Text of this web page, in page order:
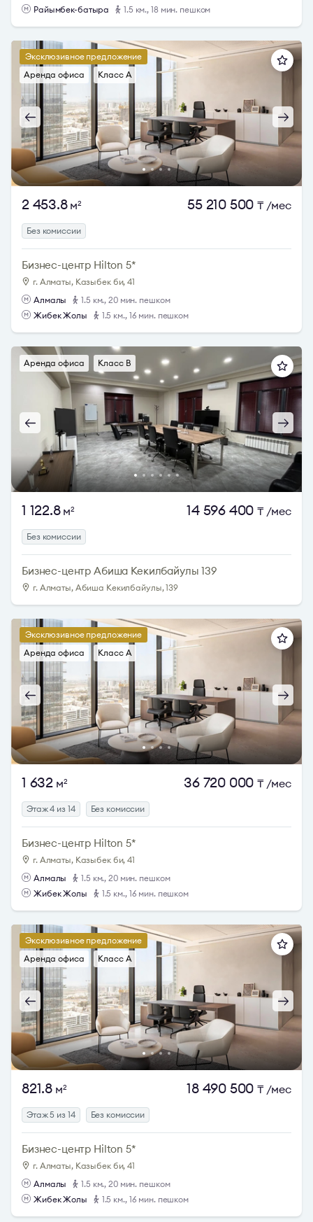
Райымбек-батыра
1.5 км., 18 мин. пешком
Эксклюзивное предложение
Аренда офиса
Класс A
2 453.8м2 55 210 500 ₸ /мес
Без комиссии
Бизнес-центр Hilton 5*
г. Алматы, Казыбек би, 41
Алмалы
1.5 км., 20 мин. пешком
Жибек Жолы
1.5 км., 16 мин. пешком
Аренда офиса Класс B
1 122.8м2 14 596 400 ₸ /мес
Без комиссии
Бизнес-центр Абиша Кекилбайулы 139
г. Алматы, Абиша Кекилбайулы, 139
Эксклюзивное предложение
Аренда офиса
Класс A
1 632 м2 36 720 000 ₸ /мес
Этаж 4 из 14 Без комиссии
Бизнес-центр Hilton 5*
г. Алматы, Казыбек би, 41
Алмалы
1.5 км., 20 мин. пешком
Жибек Жолы
1.5 км., 16 мин. пешком
Эксклюзивное предложение
Аренда офиса
Класс A
821.8 м2 18 490 500 ₸ /мес
Этаж 5 из 14 Без комиссии
Бизнес-центр Hilton 5*
г. Алматы, Казыбек би, 41
Алмалы
1.5 км., 20 мин. пешком
Жибек Жолы
1.5 км., 16 мин. пешком